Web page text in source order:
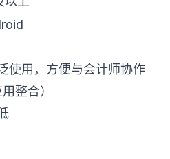
使用，方便与会计师协作
整合）